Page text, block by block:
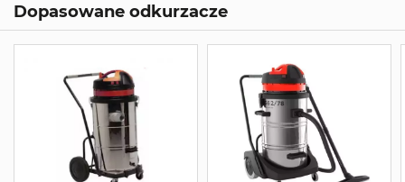
Dopasowane odkurzacze